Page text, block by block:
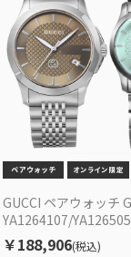
GUCCI ペアウォッチ
YA1264107/
EC限定セット
￥188,906(税込)